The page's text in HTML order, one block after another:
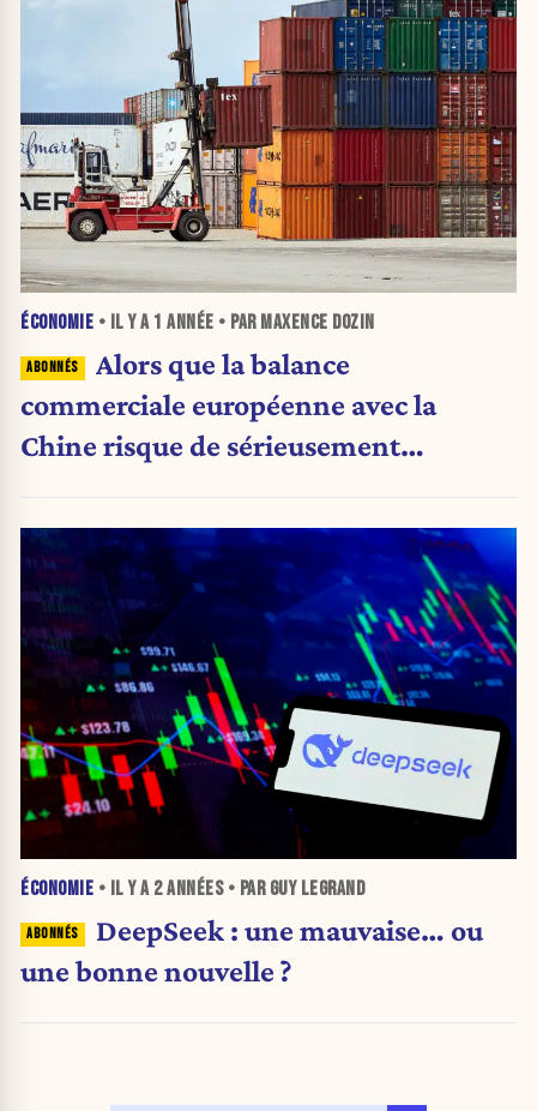
ÉCONOMIE • IL Y A 1 ANNÉE • PAR MAXENCE DOZIN
Alors que la balance
commerciale européenne avec la
Chine risque de sérieusement
dévisser
ÉCONOMIE • IL Y A 2 ANNÉES• PAR GUY LEGRAND
DeepSeek : une mauvaise… ou
une bonne nouvelle ?